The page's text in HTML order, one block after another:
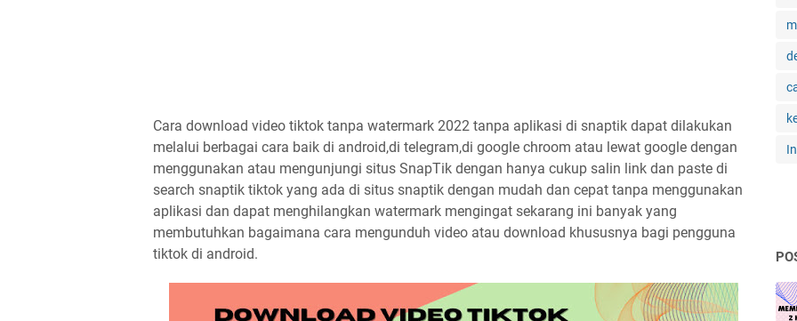
Cara download video tiktok tanpa watermark 2022 tanpa aplikasi di snaptik dapat dilakukan
melalui berbagai cara baik di android,di telegram,di google chroom atau lewat google dengan
menggunakan atau mengunjungi situs SnapTik dengan hanya cukup salin link dan paste di
search snaptik tiktok yang ada di situs snaptik dengan mudah dan cepat tanpa menggunakan
aplikasi dan dapat menghilangkan watermark mengingat sekarang ini banyak yang
membutuhkan bagaimana cara mengunduh video atau download khususnya bagi pengguna
tiktok di android.